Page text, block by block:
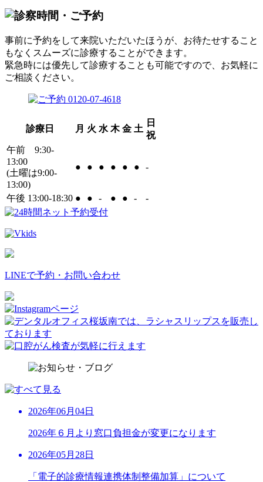
事前に予約をして来院いただいたほうが、お待たせすること
もなくスムーズに診療することができます。
緊急時には優先して診療することも可能ですので、お気軽に
ご相談ください。
診療日 月 火 水 木 金 土
日
祝
午前 9:30-
13:00
(土曜は9:00-
13:00)
● ● ● ● ● ● -
午後 13:00-18:30 ● ● - ● ● - -
LINEで予約・お問い合わせ
2026年06月04日
2026年６月より窓口負担金が変更になります
2026年05月28日
「電子的診療情報連携体制整備加算」について